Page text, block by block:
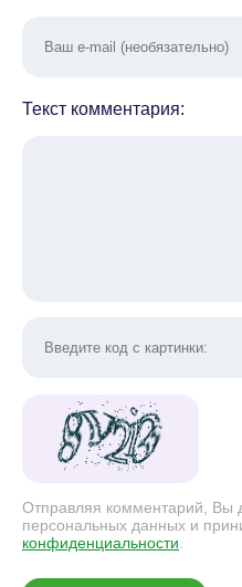
Текст комментария:
Отправляя комментарий, Вы
персональных данных и
конфиденциальности.